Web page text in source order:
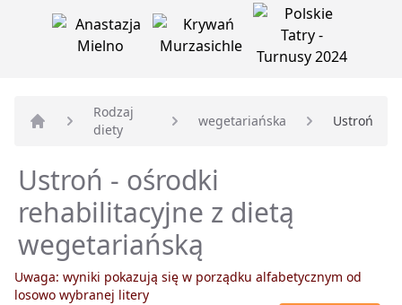
Strona główna
Rodzaj
diety
wegetariańska Ustroń
Ustroń - ośrodki
rehabilitacyjne z dietą
wegetariańską
Uwaga: wyniki pokazują się w porządku alfabetycznym od
losowo wybranej litery